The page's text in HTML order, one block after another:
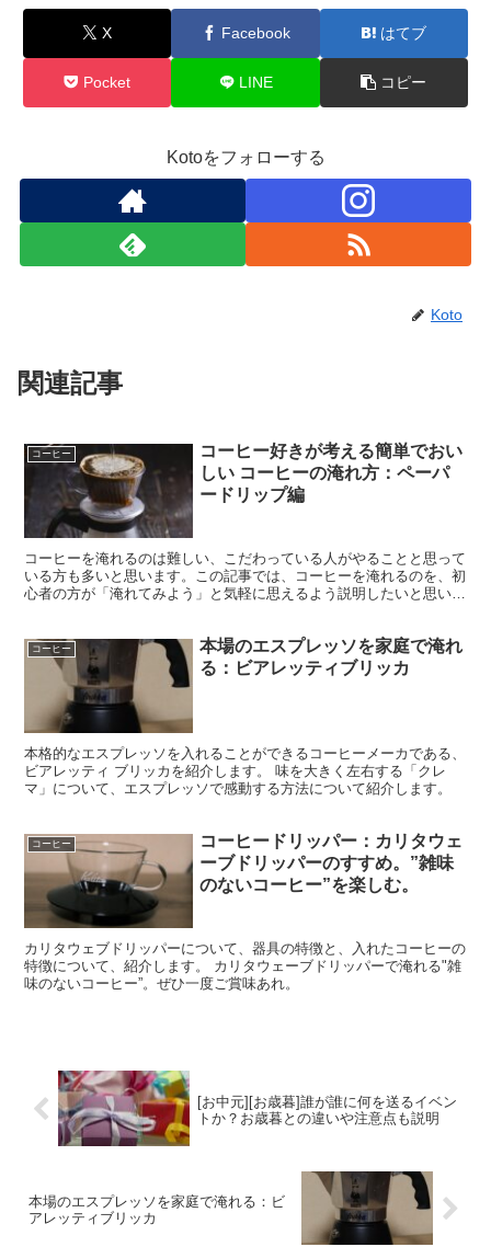
X Facebook はてブ
Pocket LINE コピー
Kotoをフォローする
Koto
関連記事
コーヒー
コーヒー好きが考える簡単でおい
しい コーヒーの淹れ方：ペーパ
ードリップ編
コーヒーを淹れるのは難しい、こだわっている人がやることと思って
いる方も多いと思います。この記事では、コーヒーを淹れるのを、初
心者の方が「淹れてみよう」と気軽に思えるよう説明したいと思いま
コーヒー
本場のエスプレッソを家庭で淹れ
る：ビアレッティブリッカ
本格的なエスプレッソを入れることができるコーヒーメーカである、
ビアレッティ ブリッカを紹介します。 味を大きく左右する「クレ
マ」について、エスプレッソで感動する方法について紹介します。
コーヒー
コーヒードリッパー：カリタウェ
ーブドリッパーのすすめ。”雑味
のないコーヒー”を楽しむ。
カリタウェブドリッパーについて、器具の特徴と、入れたコーヒーの
特徴について、紹介します。 カリタウェーブドリッパーで淹れる"雑
味のないコーヒー”。ぜひ一度ご賞味あれ。
[お中元][お歳暮]誰が誰に何を送るイベン
トか？お歳暮との違いや注意点も説明
本場のエスプレッソを家庭で淹れる：ビ
アレッティブリッカ